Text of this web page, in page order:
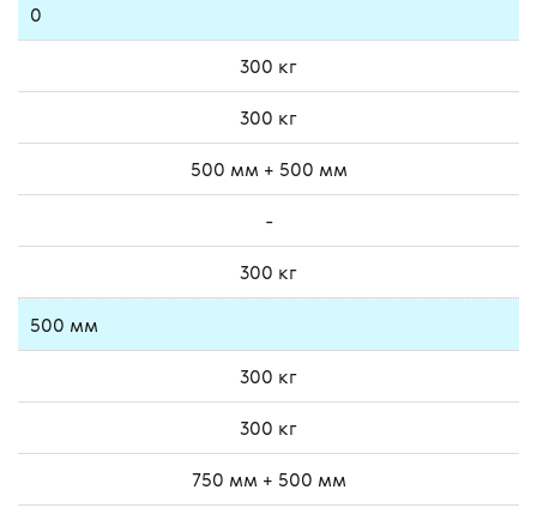
0
300 кг
300 кг
500 мм + 500 мм
-
300 кг
500 мм
300 кг
300 кг
750 мм + 500 мм